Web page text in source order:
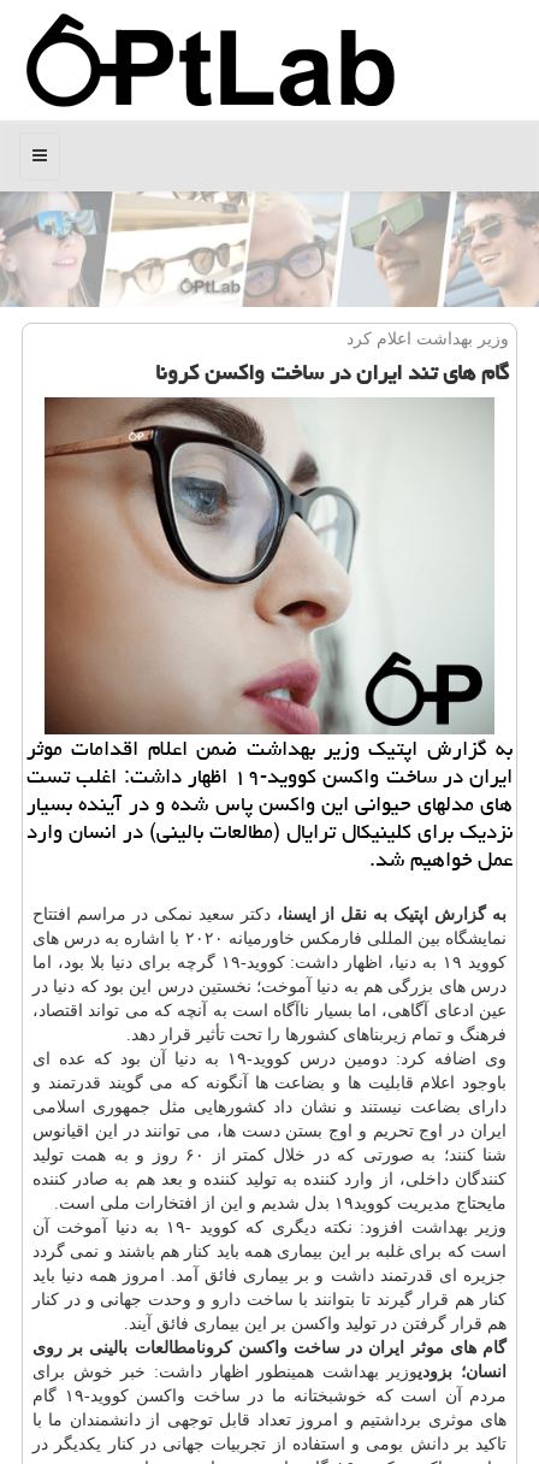
منو
وزیر بهداشت اعلام كرد
گام های تند ایران در ساخت واكسن كرونا
به گزارش اپتیك وزیر بهداشت ضمن اعلام اقدامات موثر
ایران در ساخت واكسن كووید-۱۹ اظهار داشت: اغلب تست
های مدلهای حیوانی این واكسن پاس شده و در آینده بسیار
نزدیك برای كلینیكال ترایال (مطالعات بالینی) در انسان وارد
عمل خواهیم شد.
به گزارش اپتیک به نقل از ایسنا،دکتر سعید نمکی در مراسم افتتاح
نمایشگاه بین المللی فارمکس خاورمیانه ۲۰۲۰ با اشاره به درس های
کووید ۱۹ به دنیا، اظهار داشت: کووید-۱۹ گرچه برای دنیا بلا بود، اما
درس های بزرگی هم به دنیا آموخت؛ نخستین درس این بود که دنیا در
عین ادعای آگاهی، اما بسیار ناآگاه است به آنچه که می تواند اقتصاد،
فرهنگ و تمام زیربناهای کشورها را تحت تأثیر قرار دهد.
وی اضافه کرد: دومین درس کووید-۱۹ به دنیا آن بود که عده ای
باوجود اعلام قابلیت ها و بضاعت ها آنگونه که می گویند قدرتمند و
دارای بضاعت نیستند و نشان داد کشورهایی مثل جمهوری اسلامی
ایران در اوج تحریم و اوج بستن دست ها، می توانند در این اقیانوس
شنا کنند؛ به صورتی که در خلال کمتر از ۶۰ روز و به همت تولید
کنندگان داخلی، از وارد کننده به تولید کننده و بعد هم به صادر کننده
مایحتاج مدیریت کووید۱۹ بدل شدیم و این از افتخارات ملی است.
وزیر بهداشت
افزود: نکته دیگری که کووید -۱۹ به دنیا آموخت آن
است که برای غلبه بر این بیماری همه باید کنار هم باشند و نمی گردد
جزیره ای قدرتمند داشت و بر بیماری فائق آمد. امروز همه دنیا باید
کنار هم قرار گیرند تا بتوانند با ساختدارو و وحدت جهانی و در کنار
هم قرار گرفتن در تولید واکسن بر این بیماری فائق آیند.
گام های موثر ایران در ساخت واکسن کرونامطالعات بالینی بر روی
انسان؛ بزودیوزیر بهداشت همینطور اظهار داشت: خبر خوش برای
مردم آن است که خوشبختانه ما در ساخت واکسن کووید-۱۹ گام
های موثری برداشتیم و امروز تعداد قابل توجهی از دانشمندان ما با
تاکید بردانش بومی و استفاده از تجربیات جهانی در کنار یکدیگر در